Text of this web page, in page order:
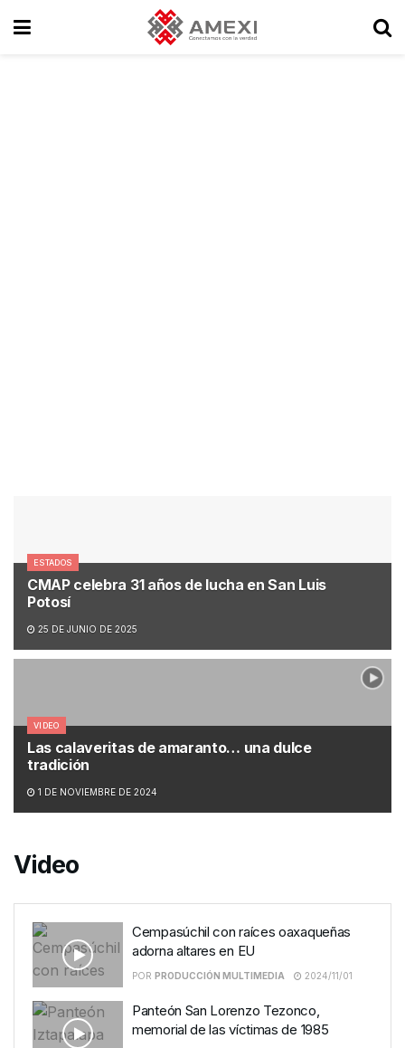
ESTADOS
CMAP celebra 31 años de lucha en San Luis
Potosí
25 DE JUNIO DE 2025
VIDEO
Las calaveritas de amaranto… una dulce
tradición
1 DE NOVIEMBRE DE 2024
Video
Cempasúchil con raíces oaxaqueñas
adorna altares en EU
POR PRODUCCIÓN MULTIMEDIA 2024/11/01
Panteón San Lorenzo Tezonco,
memorial de las víctimas de 1985